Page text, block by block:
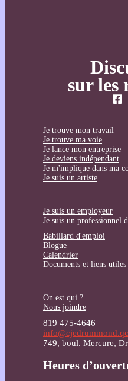
sur les
Je trouve mon travail
Je trouve ma voie
Je lance mon entreprise
Je deviens indépendant
Je m'implique dans ma
Je suis un artiste
Je suis un employeur
Je suis un professionnel
Babillard d'emploi
Blogue
Calendrier
Documents et liens utiles
On est qui ?
Nous joindre
819 475-4646
749, boul. Mercure,
Heures